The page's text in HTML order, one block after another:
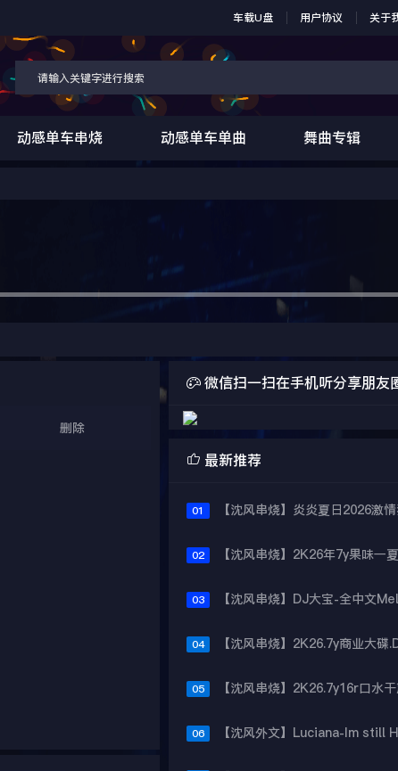
车载U盘 用户协议 关于
动感单车串烧 动感单车单曲 舞曲专辑
删除
微信扫一扫在手机听分享朋友
 最新推荐
01
02
03
04
05
06